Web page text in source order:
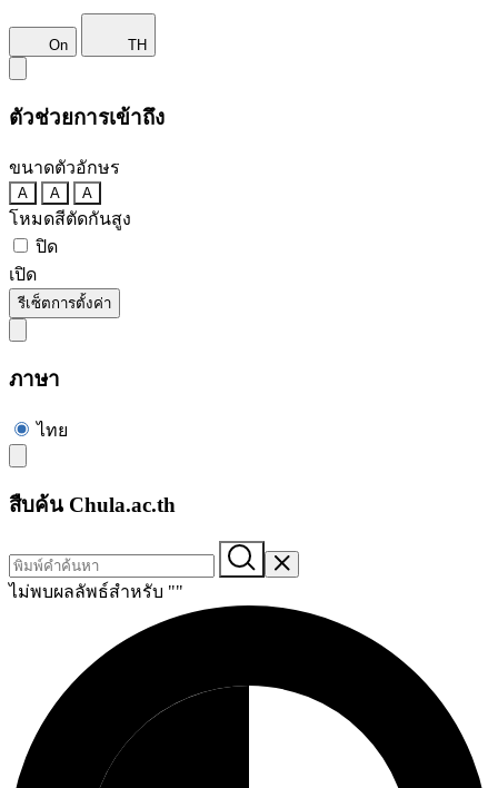
On TH
ตัวช่วยการเข้าถึง
ขนาดตัวอักษร
A A A
โหมดสีตัดกันสูง
ปิด
เปิด
รีเซ็ตการตั้งค่า
ภาษา
ไทย
สืบค้น Chula.ac.th
ไม่พบผลลัพธ์สำหรับ ""